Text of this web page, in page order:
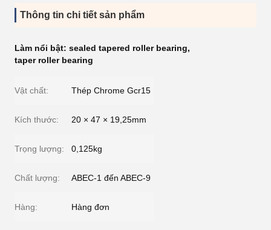
Thông tin chi tiết sản phẩm
Làm nổi bật: sealed tapered roller bearing,
taper roller bearing
Vật chất: Thép Chrome Gcr15
Kích thước: 20 × 47 × 19,25mm
Trọng lượng: 0,125kg
Chất lượng: ABEC-1 đến ABEC-9
Hàng: Hàng đơn